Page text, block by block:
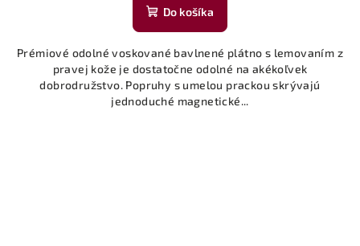
produktu
z
5
hviezdičiek.
Do košíka
Prémiové odolné voskované bavlnené plátno s lemovaním z
pravej kože je dostatočne odolné na akékoľvek
dobrodružstvo. Popruhy s umelou prackou skrývajú
jednoduché magnetické...